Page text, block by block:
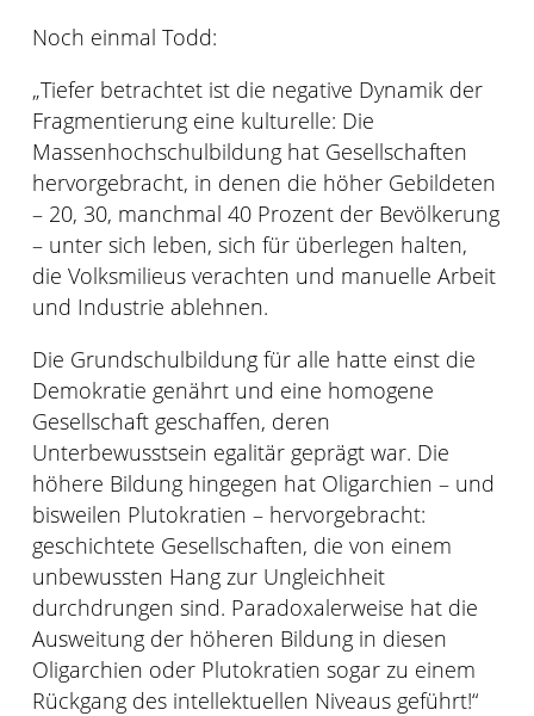
Noch einmal Todd:
„Tiefer betrachtet ist die negative Dynamik der
Fragmentierung eine kulturelle: Die
Massenhochschulbildung hat Gesellschaften
hervorgebracht, in denen die höher Gebildeten
– 20, 30, manchmal 40 Prozent der Bevölkerung
– unter sich leben, sich für überlegen halten,
die Volksmilieus verachten und manuelle Arbeit
und Industrie ablehnen.
Die Grundschulbildung für alle hatte einst die
Demokratie genährt und eine homogene
Gesellschaft geschaffen, deren
Unterbewusstsein egalitär geprägt war. Die
höhere Bildung hingegen hat Oligarchien – und
bisweilen Plutokratien – hervorgebracht:
geschichtete Gesellschaften, die von einem
unbewussten Hang zur Ungleichheit
durchdrungen sind. Paradoxalerweise hat die
Ausweitung der höheren Bildung in diesen
Oligarchien oder Plutokratien sogar zu einem
Rückgang des intellektuellen Niveaus geführt!“